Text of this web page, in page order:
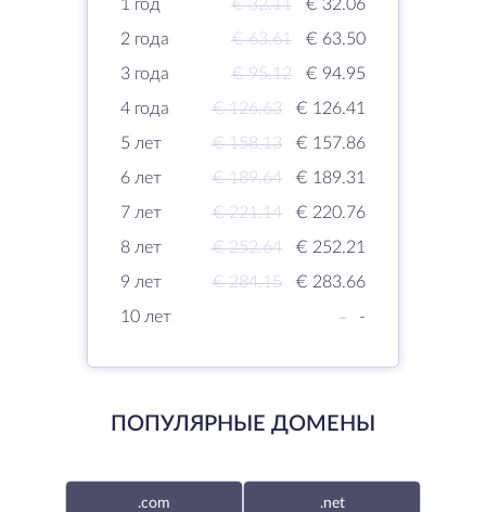
1 год € 32.11
€ 32.06
2 года
€ 63.61
€ 63.50
3 года
€ 95.12
€ 94.95
4 года
€ 126.63
€ 126.41
5 лет
€ 158.13
€ 157.86
6 лет
€ 189.64
€ 189.31
7 лет
€ 221.14
€ 220.76
8 лет
€ 252.64
€ 252.21
9 лет
€ 284.15
€ 283.66
10 лет
- -
ПОПУЛЯРНЫЕ ДОМЕНЫ
.com .net